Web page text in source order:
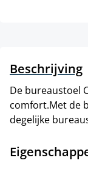
Beschrijving
De bureaustoel
comfort.Met de
degelijke